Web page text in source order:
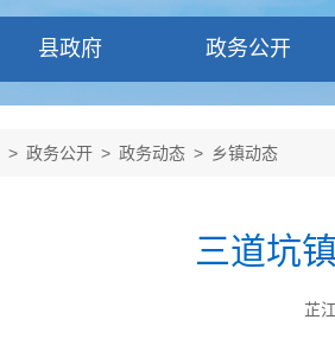
县政府 政务公开
> 政务公开 > 政务动态 > 乡镇动态
三道坑
芷